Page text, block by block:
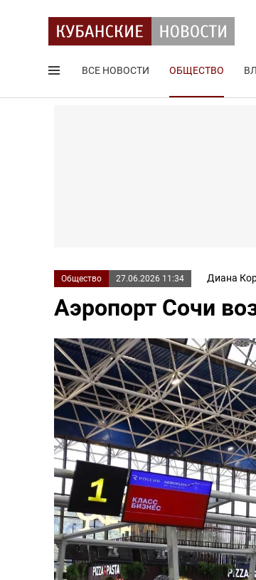
ВСЕ НОВОСТИ ОБЩЕСТВО
Общество 27.06.2026 11:34 Диана
Аэропорт Сочи